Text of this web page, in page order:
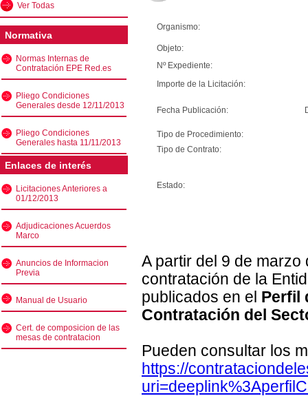
Ver Todas
Normativa
Normas Internas de
Contratación EPE Red.es
Pliego Condiciones
Generales desde 12/11/2013
Pliego Condiciones
Generales hasta 11/11/2013
Enlaces de interés
Licitaciones Anteriores a
01/12/2013
Adjudicaciones Acuerdos
Marco
Anuncios de Informacion
Previa
Manual de Usuario
Cert. de composicion de las
mesas de contratacion
Organismo:
Objeto:
Nº Expediente:
Importe de la Licitación:
Fecha Publicación:
Tipo de Procedimiento:
Tipo de Contrato:
Estado:
A partir del 9 de
contratación de la
publicados en el Perfil
Contratación del
Pueden consultar los
https://